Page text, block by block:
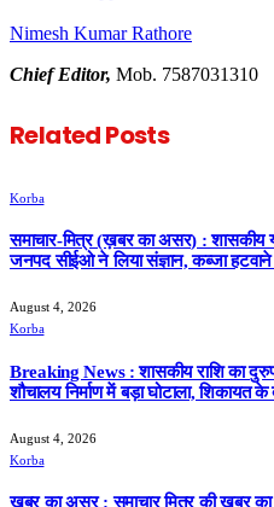
Nimesh Kumar Rathore
Chief Editor, Mob. 7587031310
RelatedPosts
Korba
समाचार-मित्र (ख़बर का असर) : शासकीय
जनपद सीईओ ने लिया संज्ञान, कब्जा हटवाने
August 4, 2026
Korba
Breaking News : शासकीय राशि का
शौचालय निर्माण में बड़ा घोटाला, शिकायत के
August 4, 2026
Korba
ख़बर का असर : समाचार मित्र की खबर